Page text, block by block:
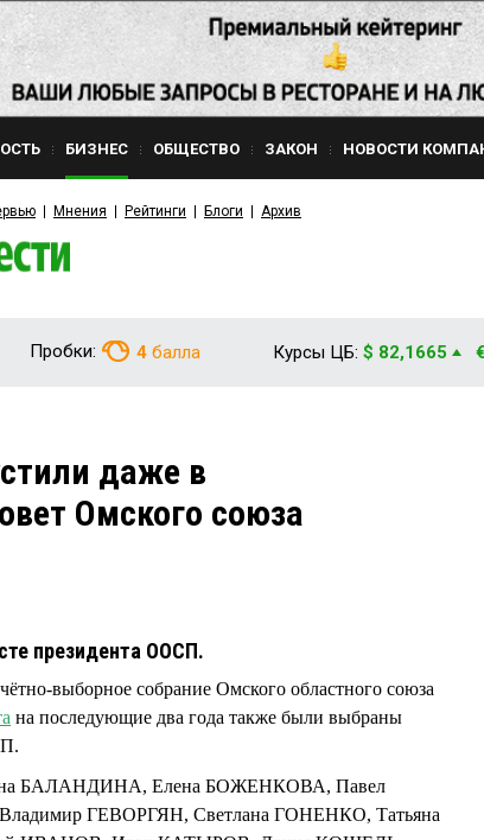
БИЗНЕС ОБЩЕСТВО ЗАКОН НОВОСТИ
Мнения Рейтинги Блоги Архив
Пробки: 4 балла Курсы ЦБ: $ 82,1665
даже в
Омского союза
президента ООСП.
выборное собрание Омского областного союза
на последующие два года также были выбраны
БАЛАНДИНА, Елена БОЖЕНКОВА, Павел
ГЕВОРГЯН, Светлана ГОНЕНКО, Татьяна